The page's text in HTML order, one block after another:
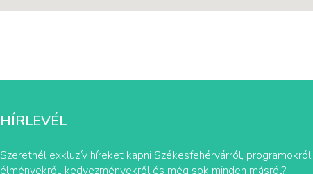
HÍRLEVÉL
Szeretnél exkluzív híreket kapni Székesfehérvárról, programokról,
élményekről, kedvezményekről és még sok minden másról?